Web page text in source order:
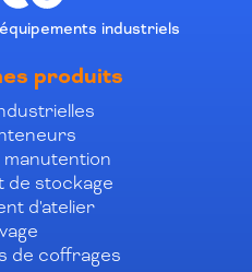
industriels
produits
de stockage
d'atelier
de coffrages